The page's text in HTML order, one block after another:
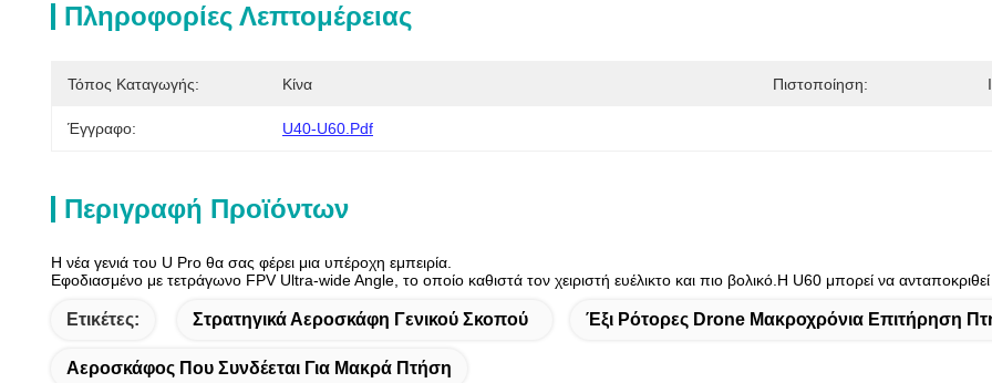
Πληροφορίες Λεπτομέρειας
Τόπος Καταγωγής: Κίνα Πιστοποίηση:
Έγγραφο: U40-U60.pdf
Περιγραφή Προϊόντων
Η νέα γενιά του U Pro θα σας φέρει μια υπέροχη εμπειρία.
Εφοδιασμένο με τετράγωνο FPV Ultra-wide Angle, το οποίο καθιστά τον χειριστή ευέλικτο και πιο βολικό.Η U60 μπορεί να ανταποκριθεί
Ετικέτες: Στρατηγικά Αεροσκάφη Γενικού Σκοπού Έξι Ρότορες Drone Μακροχρόνια Επιτήρηση
Αεροσκάφος Που Συνδέεται Για Μακρά Πτήση